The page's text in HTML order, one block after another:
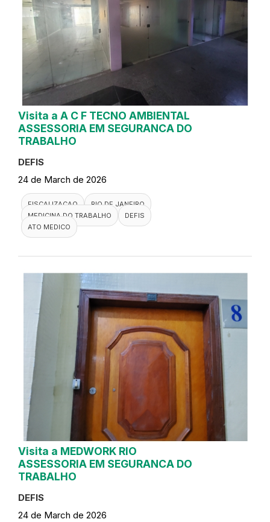
Visita a A C F TECNO AMBIENTAL
ASSESSORIA EM SEGURANCA DO
TRABALHO
DEFIS
24 de March de 2026
FISCALIZACAO
RIO DE JANEIRO
MEDICINA DO TRABALHO
DEFIS
ATO MEDICO
Visita a MEDWORK RIO
ASSESSORIA EM SEGURANCA DO
TRABALHO
DEFIS
24 de March de 2026